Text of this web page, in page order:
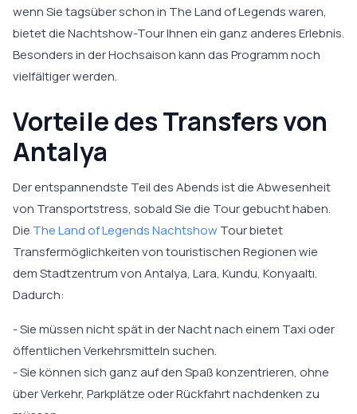
wenn Sie tagsüber schon in The Land of Legends waren,
bietet die Nachtshow-Tour Ihnen ein ganz anderes Erlebnis.
Besonders in der Hochsaison kann das Programm noch
vielfältiger werden.
Vorteile des Transfers von
Antalya
Der entspannendste Teil des Abends ist die Abwesenheit
von Transportstress, sobald Sie die Tour gebucht haben.
Die The Land of Legends Nachtshow Tour bietet
Transfermöglichkeiten von touristischen Regionen wie
dem Stadtzentrum von Antalya, Lara, Kundu, Konyaaltı.
Dadurch:
- Sie müssen nicht spät in der Nacht nach einem Taxi oder
öffentlichen Verkehrsmitteln suchen.
- Sie können sich ganz auf den Spaß konzentrieren, ohne
über Verkehr, Parkplätze oder Rückfahrt nachdenken zu